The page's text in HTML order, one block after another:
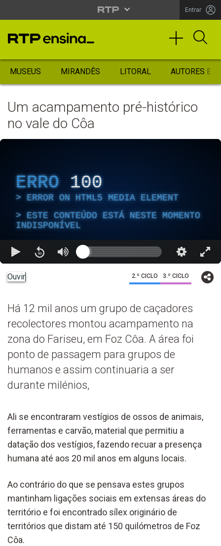
Entrar
MUSEUS MIRANDÊS LITORAL AUTORES
Um acampamento pré-histórico
no vale do Côa
ERRO 100
ERROR ON HTML5 MEDIA ELEMENT
ESTE CONTEÚDO ESTÁ NESTE MOMENTO
INDISPONÍVEL
Ouvir 2.º CICLO 3.º CICLO
Há 12 mil anos um grupo de caçadores
recolectores montou acampamento na
zona do Fariseu, em Foz Côa. A área foi
ponto de passagem para grupos de
humanos e assim continuaria a ser
durante milénios,
Ali se encontraram vestígios de ossos de animais,
ferramentas e carvão, material que permitiu a
datação dos vestígios, fazendo recuar a presença
humana até aos 20 mil anos em alguns locais.
Ao contrário do que se pensava estes grupos
mantinham ligações sociais em extensas áreas do
território e foi encontrado sílex originário de
territórios que distam até 150 quilómetros de Foz
Côa.